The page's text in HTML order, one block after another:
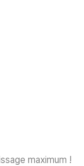
maximum !